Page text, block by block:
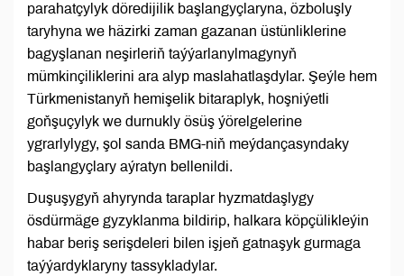
parahatçylyk döredijilik başlangyçlaryna, özboluşly
taryhyna we häzirki zaman gazanan üstünliklerine
bagyşlanan neşirleriň taýýarlanylmagynyň
mümkinçiliklerini ara alyp maslahatlaşdylar. Şeýle hem
Türkmenistanyň hemişelik bitaraplyk, hoşniýetli
goňşuçylyk we durnukly ösüş ýörelgelerine
ygrarlylygy, şol sanda BMG-niň meýdançasyndaky
başlangyçlary aýratyn bellenildi.
Duşuşygyň ahyrynda taraplar hyzmatdaşlygy
ösdürmäge gyzyklanma bildirip, halkara köpçülikleýin
habar beriş serişdeleri bilen işjeň gatnaşyk gurmaga
taýýardyklaryny tassykladylar.